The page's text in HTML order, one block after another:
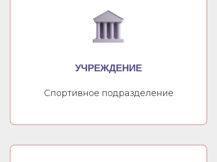
УЧРЕЖДЕНИЕ
Спортивное подразделение